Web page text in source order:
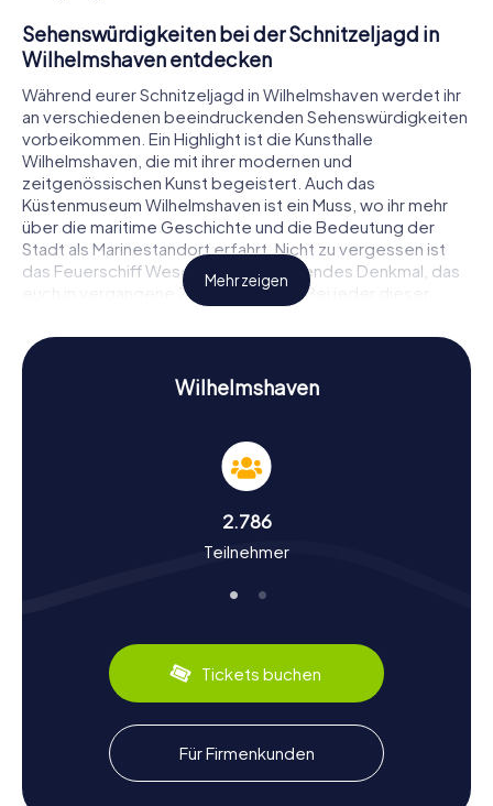
Sehenswürdigkeiten bei der Schnitzeljagd in
Wilhelmshaven entdecken
Während eurer Schnitzeljagd in Wilhelmshaven werdet ihr
an verschiedenen beeindruckenden Sehenswürdigkeiten
vorbeikommen. Ein Highlight ist die Kunsthalle
Wilhelmshaven, die mit ihrer modernen und
zeitgenössischen Kunst begeistert. Auch das
Küstenmuseum Wilhelmshaven ist ein Muss, wo ihr mehr
über die maritime Geschichte und die Bedeutung der
Stadt als Marinestandort erfahrt. Nicht zu vergessen ist
das Feuerschiff Weser, ein schwimmendes Denkmal, das
euch in vergangene Zeiten entführt. Bei jeder dieser
lösen gilt, um die nächste Etappe eurer Schnitzeljagd in
Wilhelmshaven zu erreichen.
Bei den Schnitzeljagden in Wilhelmshaven lernt ihr nicht nur
die Sehenswürdigkeiten kennen, sondern taucht auch tief
wurde 1869 als erster deutscher Kriegshafen an der Jade
gegründet und ist heute der größte Standort der
Tiefwasserhafen mit der größten Wassertiefe in
größte Erdölumschlaghafen des Landes ist? Bei eurer
Schnitzeljagd in Wilhelmshaven werdet ihr viele solcher
faszinierenden Fakten entdecken. Zudem könnt ihr die
kulinarischen Spezialitäten der Region probieren, wie
frischen Fisch direkt von der Nordseeküste.
Nach der Schnitzeljagd in Wilhelmshaven die
Umgebung erkunden
Mehr zeigen
Wilhelmshaven
2.786
Teilnehmer
Tickets buchen
Für Firmenkunden